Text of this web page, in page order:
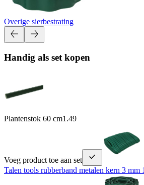
Overige sierbestrating
Handig als set kopen
Plantenstok 60 cm1.49
Voeg product toe aan set
Talen tools rubberband metalen kern 3 mm